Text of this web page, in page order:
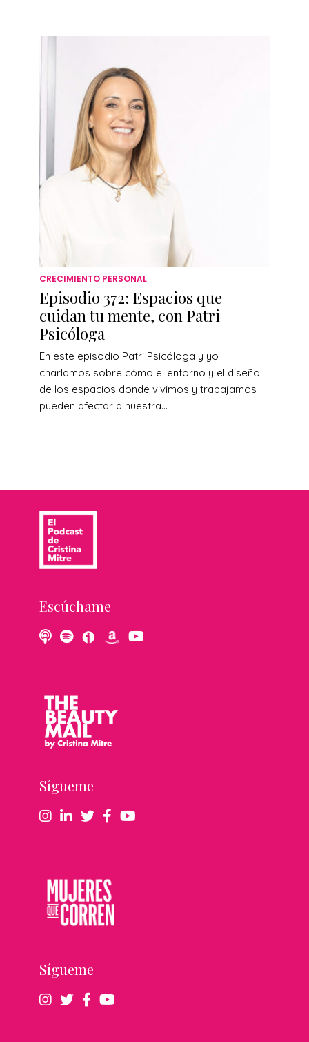
CRECIMIENTO PERSONAL
Episodio 372: Espacios que
cuidan tu mente, con Patri
Psicóloga
En este episodio Patri Psicóloga y yo
charlamos sobre cómo el entorno y el diseño
de los espacios donde vivimos y trabajamos
pueden afectar a nuestra...
Escúchame
Sígueme
Sígueme